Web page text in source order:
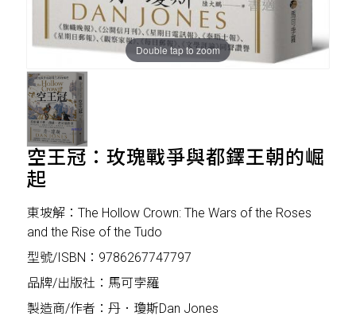
Double tap to zoom
空王冠：玫瑰戰爭與都鐸王朝的崛
起
東坡解：The Hollow Crown: The Wars of the Roses
and the Rise of the Tudo
型號/ISBN：9786267747797
品牌/出版社：馬可孛羅
製造商/作者：丹．瓊斯Dan Jones